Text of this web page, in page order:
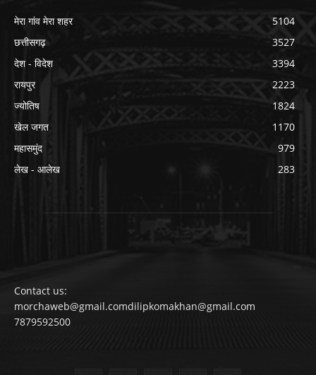
मेरा गांव मेरा शहर
5104
छत्तीसगढ़
3527
देश - विदेश
3394
रायपुर
2223
ज्योतिष
1824
खेल जगत
1170
महासमुंद
979
लेख - आलेख
283
Contact us:
morchaweb@gmail.comdilipkomakhan@gmail.com
7879592500